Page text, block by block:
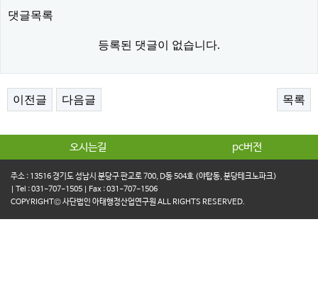
댓글목록
등록된 댓글이 없습니다.
이전글 다음글 목록
오시는길 pc버전
주소 : 13516 경기도 성남시 분당구 판교로 700, D동 504호 (야탑동, 분당테크노파크)
| Tel : 031-707-1505 | Fax : 031-707-1506
COPYRIGHT© 사단법인 아태행정산업연구원 ALL RIGHTS RESERVED.